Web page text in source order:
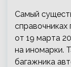
Самый
от 19 марта
на иномарки.
багажника